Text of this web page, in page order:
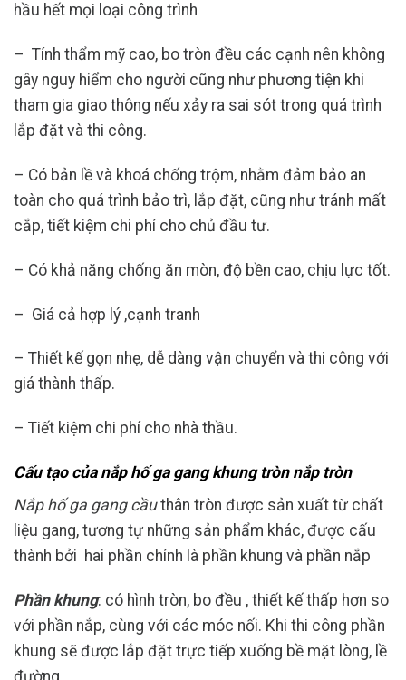
hầu hết mọi loại công trình
– Tính thẩm mỹ cao, bo tròn đều các cạnh nên không
gây nguy hiểm cho người cũng như phương tiện khi
tham gia giao thông nếu xảy ra sai sót trong quá trình
lắp đặt và thi công.
– Có bản lề và khoá chống trộm, nhằm đảm bảo an
toàn cho quá trình bảo trì, lắp đặt, cũng như tránh mất
cắp, tiết kiệm chi phí cho chủ đầu tư.
– Có khả năng chống ăn mòn, độ bền cao, chịu lực tốt.
– Giá cả hợp lý ,cạnh tranh
– Thiết kế gọn nhẹ, dễ dàng vận chuyển và thi công với
giá thành thấp.
– Tiết kiệm chi phí cho nhà thầu.
Cấu tạo của nắp hố ga gang khung tròn nắp tròn
Nắp hố ga gang cầuthân tròn được sản xuất từ chất
liệu gang, tương tự những sản phẩm khác, được cấu
thành bởi hai phần chính là phần khung và phần nắp
Phần khung: có hình tròn, bo đều , thiết kế thấp hơn so
với phần nắp, cùng với các móc nối. Khi thi công phần
khung sẽ được lắp đặt trực tiếp xuống bề mặt lòng, lề
đường